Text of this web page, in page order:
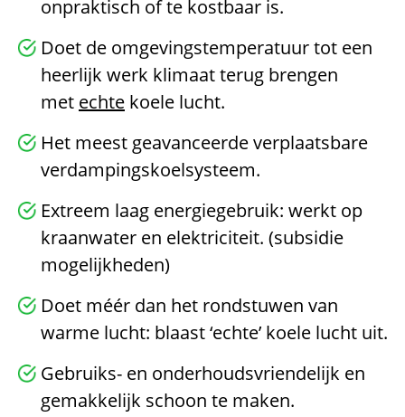
onpraktisch of te kostbaar is.
Doet de omgevingstemperatuur tot een
heerlijk werk klimaat terug brengen
met echte koele lucht.
Het meest geavanceerde verplaatsbare
verdampingskoelsysteem.
Extreem laag energiegebruik: werkt op
kraanwater en elektriciteit. (subsidie
mogelijkheden)
Doet méér dan het rondstuwen van
warme lucht: blaast ‘echte’ koele lucht uit.
Gebruiks- en onderhoudsvriendelijk en
gemakkelijk schoon te maken.